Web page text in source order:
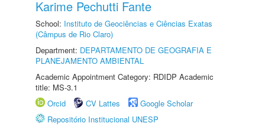
Karime Pechutti Fante
School: Instituto de Geociências e Ciências Exatas
(Câmpus de Rio Claro)
Department: DEPARTAMENTO DE GEOGRAFIA E
PLANEJAMENTO AMBIENTAL
Academic Appointment Category: RDIDP Academic
title: MS-3.1
Orcid
CV Lattes
Google Scholar
Repositório Institucional UNESP